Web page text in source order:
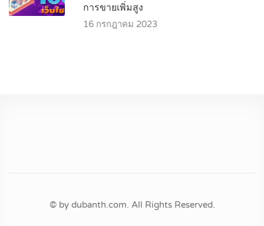
การขายเพิ่มสูง
16 กรกฎาคม 2023
© by dubanth.com. All Rights Reserved.